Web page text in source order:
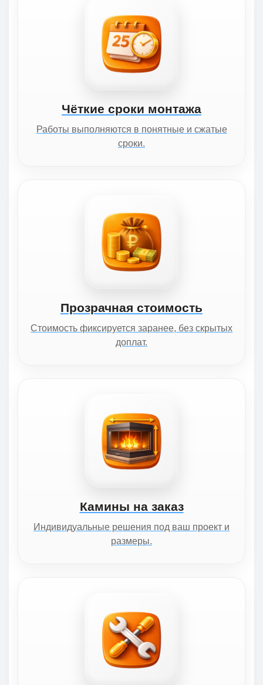
Чёткие сроки монтажа
Работы выполняются в понятные и сжатые
сроки.
Прозрачная стоимость
Стоимость фиксируется заранее, без скрытых
доплат.
Камины на заказ
Индивидуальные решения под ваш проект и
размеры.